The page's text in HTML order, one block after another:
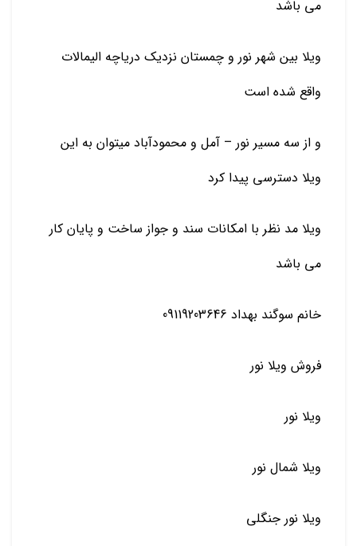
می باشد
ویلا بین شهر نور و چمستان نزدیک دریاچه الیمالات
واقع شده است
و از سه مسیر نور – آمل و محمودآباد میتوان به این
ویلا دسترسی پیدا کرد
ویلا مد نظر با امکانات سند و جواز ساخت و پایان کار
می باشد
خانم سوگند بهداد 09119203646
فروش ویلا نور
ویلا نور
ویلا شمال نور
ویلا نور جنگلی